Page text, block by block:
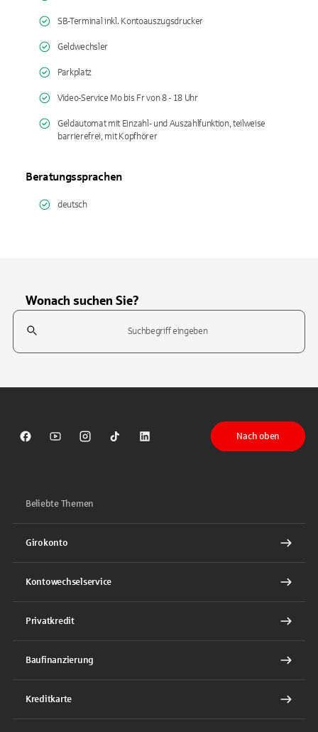
SB-Terminal inkl. Kontoauszugsdrucker
Geldwechsler
Parkplatz
Video-Service Mo bis Fr von 8 - 18 Uhr
Geldautomat mit Einzahl- und Auszahlfunktion, teilweise
barrierefrei, mit Kopfhörer
Beratungssprachen
deutsch
Wonach suchen Sie?
Suchfeld
Sparkasse auf Facebook
Sparkasse auf Youtube
Sparkasse auf Instagram
Sparkasse auf TikTok
Sparkasse auf LinkedIn
Nach oben
Beliebte Themen
Girokonto
Kontowechselservice
Privatkredit
Baufinanzierung
Kreditkarte